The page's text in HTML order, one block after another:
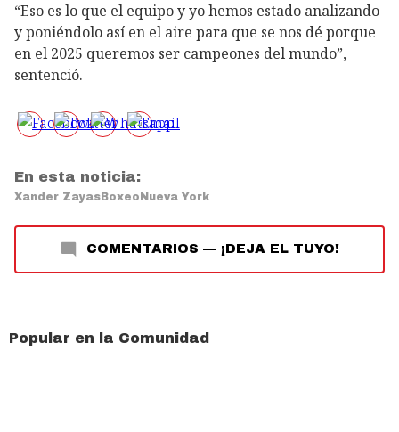
“Eso es lo que el equipo y yo hemos estado analizando
y poniéndolo así en el aire para que se nos dé porque
en el 2025 queremos ser campeones del mundo”,
sentenció.
En esta noticia:
Xander Zayas Boxeo Nueva York
COMENTARIOS — ¡DEJA EL TUYO!
Popular en la Comunidad